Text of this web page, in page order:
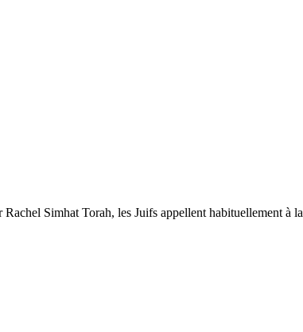
Simhat Torah, les Juifs appellent habituellement à la